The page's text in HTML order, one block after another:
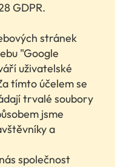
GDPR.
stránek
"Google
uživatelské
tímto účelem se
trvalé soubory
jsme
a
společnost